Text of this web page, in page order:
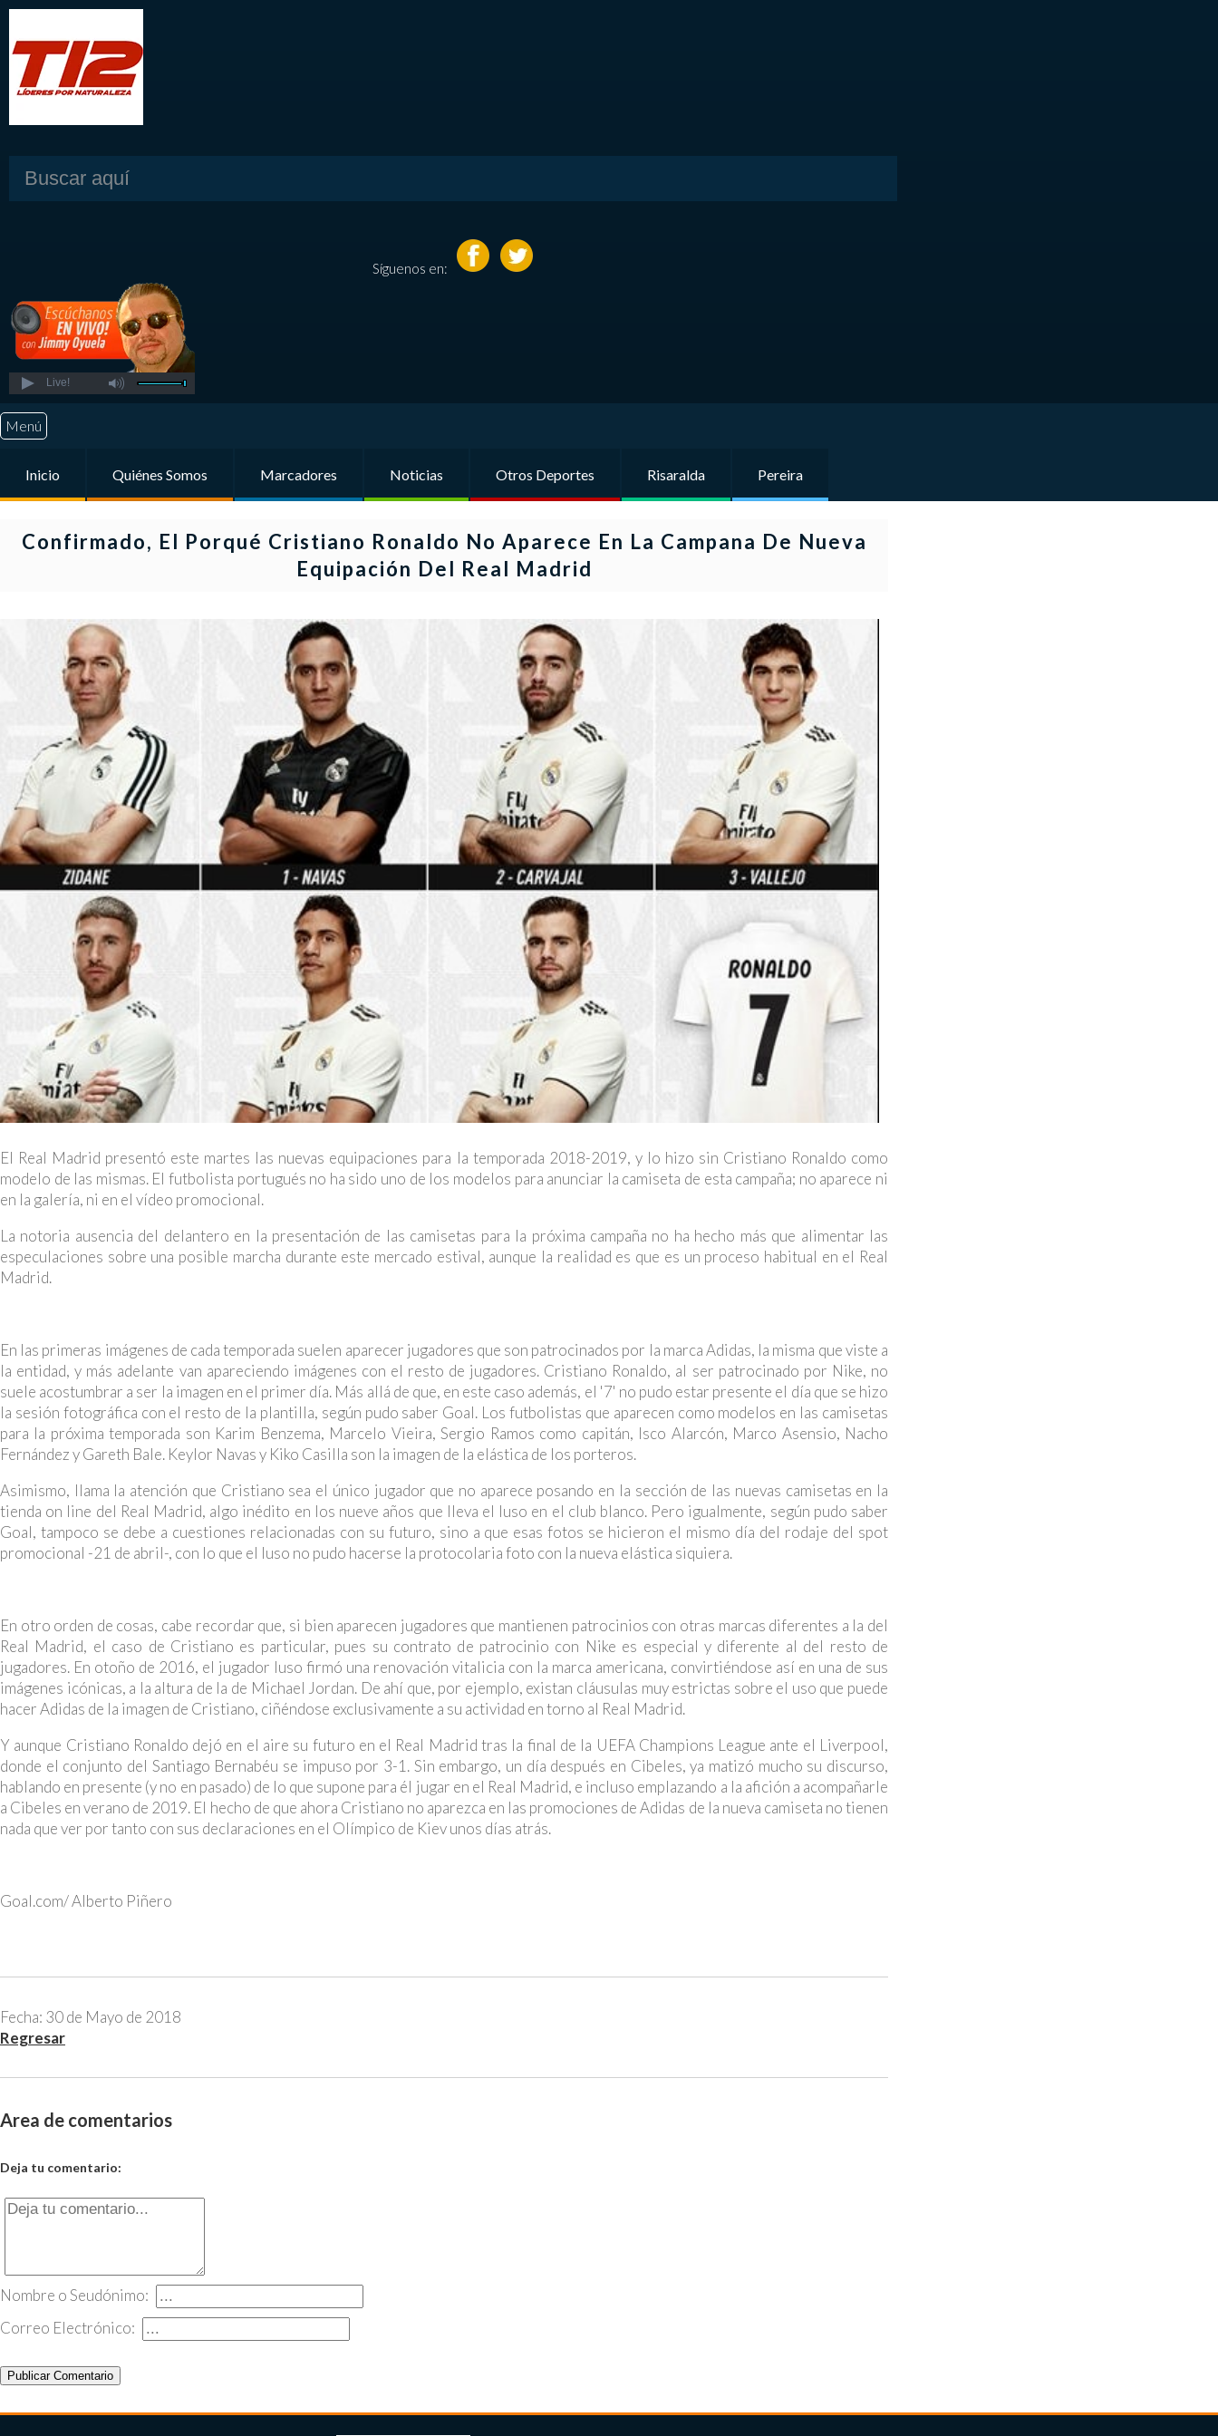
Síguenos en:
Live!
Menú
Inicio Quiénes Somos Marcadores Noticias Otros Deportes Risaralda Pereira
Confirmado, El Porqué Cristiano Ronaldo No Aparece En La Campana De Nueva
Equipación Del Real Madrid
El Real Madrid presentó este martes las nuevas equipaciones para la temporada 2018-2019, y lo hizo sin Cristiano Ronaldo como
modelo de las mismas. El futbolista portugués no ha sido uno de los modelos para anunciar la camiseta de esta campaña; no aparece ni
en la galería, ni en el vídeo promocional.
La notoria ausencia del delantero en la presentación de las camisetas para la próxima campaña no ha hecho más que alimentar las
especulaciones sobre una posible marcha durante este mercado estival, aunque la realidad es que es un proceso habitual en el Real
Madrid.
En las primeras imágenes de cada temporada suelen aparecer jugadores que son patrocinados por la marca Adidas, la misma que viste a
la entidad, y más adelante van apareciendo imágenes con el resto de jugadores. Cristiano Ronaldo, al ser patrocinado por Nike, no
suele acostumbrar a ser la imagen en el primer día. Más allá de que, en este caso además, el '7' no pudo estar presente el día que se hizo
la sesión fotográfica con el resto de la plantilla, según pudo saber Goal. Los futbolistas que aparecen como modelos en las camisetas
para la próxima temporada son Karim Benzema, Marcelo Vieira, Sergio Ramos como capitán, Isco Alarcón, Marco Asensio, Nacho
Fernández y Gareth Bale. Keylor Navas y Kiko Casilla son la imagen de la elástica de los porteros.
Asimismo, llama la atención que Cristiano sea el único jugador que no aparece posando en la sección de las nuevas camisetas en la
tienda on line del Real Madrid, algo inédito en los nueve años que lleva el luso en el club blanco. Pero igualmente, según pudo saber
Goal, tampoco se debe a cuestiones relacionadas con su futuro, sino a que esas fotos se hicieron el mismo día del rodaje del spot
promocional -21 de abril-, con lo que el luso no pudo hacerse la protocolaria foto con la nueva elástica siquiera.
En otro orden de cosas, cabe recordar que, si bien aparecen jugadores que mantienen patrocinios con otras marcas diferentes a la del
Real Madrid, el caso de Cristiano es particular, pues su contrato de patrocinio con Nike es especial y diferente al del resto de
jugadores. En otoño de 2016, el jugador luso firmó una renovación vitalicia con la marca americana, convirtiéndose así en una de sus
imágenes icónicas, a la altura de la de Michael Jordan. De ahí que, por ejemplo, existan cláusulas muy estrictas sobre el uso que puede
hacer Adidas de la imagen de Cristiano, ciñéndose exclusivamente a su actividad en torno al Real Madrid.
Y aunque Cristiano Ronaldo dejó en el aire su futuro en el Real Madrid tras la final de la UEFA Champions League ante el Liverpool,
donde el conjunto del Santiago Bernabéu se impuso por 3-1. Sin embargo, un día después en Cibeles, ya matizó mucho su discurso,
hablando en presente (y no en pasado) de lo que supone para él jugar en el Real Madrid, e incluso emplazando a la afición a acompañarle
a Cibeles en verano de 2019. El hecho de que ahora Cristiano no aparezca en las promociones de Adidas de la nueva camiseta no tienen
nada que ver por tanto con sus declaraciones en el Olímpico de Kiev unos días atrás.
Goal.com/ Alberto Piñero
Fecha: 30 de Mayo de 2018
Regresar
Area de comentarios
Deja tu comentario:
Nombre o Seudónimo:
Correo Electrónico:
Publicar Comentario